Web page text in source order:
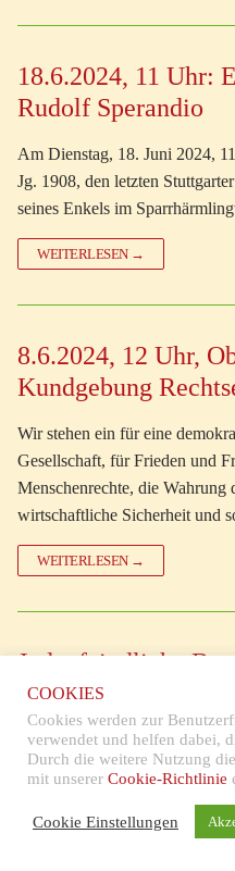
18.6.2024, 11 Uhr:
Rudolf Sperandio
Am Dienstag, 18. Juni 2024,
Jg. 1908, den letzten
seines Enkels im
WEITERLESEN →
8.6.2024, 12 Uhr,
Kundgebung
Wir stehen ein für eine
Gesellschaft, für Frieden und
Menschenrechte, die Wahrung
wirtschaftliche Sicherheit und
WEITERLESEN →
Judenfeindliche
Stolperstein-
Gudrun D. Greth
ihre Solidarität mit der
Artikel in der…
COOKIES
Cookies werden zur
verwendet und helfen dabei,
Durch die weitere Nutzung
mit unserer Cookie-Richtlinie
Cookie Einstellungen